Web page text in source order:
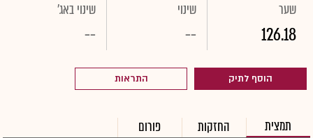
שער
126.18
שינוי
--
שינוי באג'
--
הוסף לתיק התראות
תמצית החזקות פורום